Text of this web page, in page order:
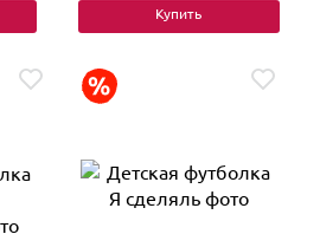
Купить